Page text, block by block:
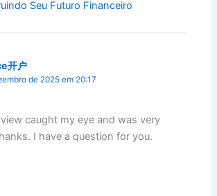
Seu Futuro Financeiro
开户
de 2025 em 20:17
caught my eye and was very
I have a question for you.